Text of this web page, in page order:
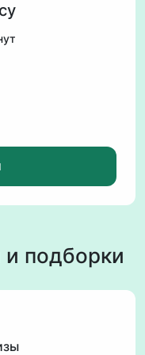
и подборки